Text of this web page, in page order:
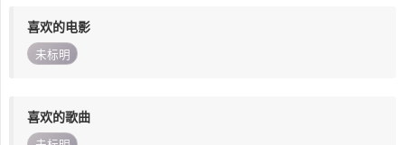
喜欢的电影
未标明
喜欢的歌曲